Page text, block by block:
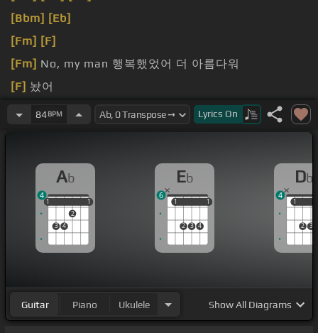
[Bbm] [Eb]
[Fm] [F]
[Fm] No, my man 행복했었어 더 아름다워
[F] 놨어
너84BPM Lyrics On
Ab
1
3 4
2
1
1 1
4
Eb
1
2 3 4
1
1 1
6
Db
1
2 3
1
4
Guitar Piano Ukulele ShowAll Diagrams